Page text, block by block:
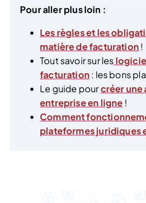
Pour aller plus loin :
Les règles et les
matière de facturation !
Tout savoir sur les
facturation : les bons
Le guide pourcréer une
entreprise en ligne !
Comment
plateformes juridiques